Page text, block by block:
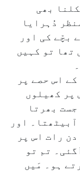
بھی
دُہرایا
بچّے کی اور
تھا تو کہیں
اس حصے پر
پر کھیلوں
بھرتا
اور
رات اس پر
تم تو
ہو۔ مَیں